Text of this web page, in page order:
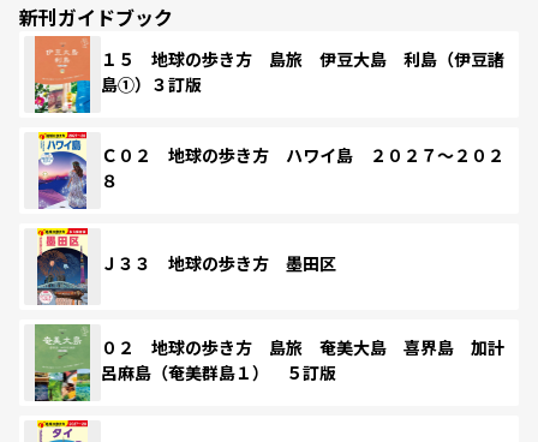
新刊ガイドブック
１５ 地球の歩き方 島旅 伊豆大島 利島（伊豆諸
島①）３訂版
Ｃ０２ 地球の歩き方 ハワイ島 ２０２７～２０２
８
Ｊ３３ 地球の歩き方 墨田区
０２ 地球の歩き方 島旅 奄美大島 喜界島 加計
呂麻島（奄美群島１） ５訂版